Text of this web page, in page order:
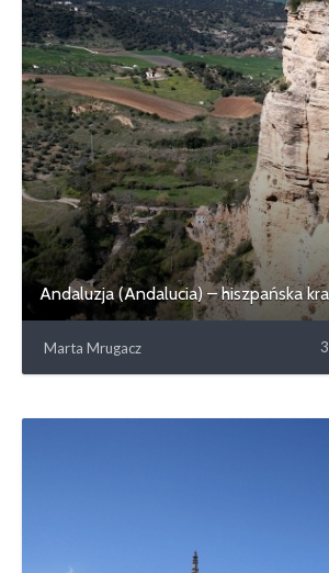
Andaluzja (Andalucia) – hiszpańska
Marta Mrugacz